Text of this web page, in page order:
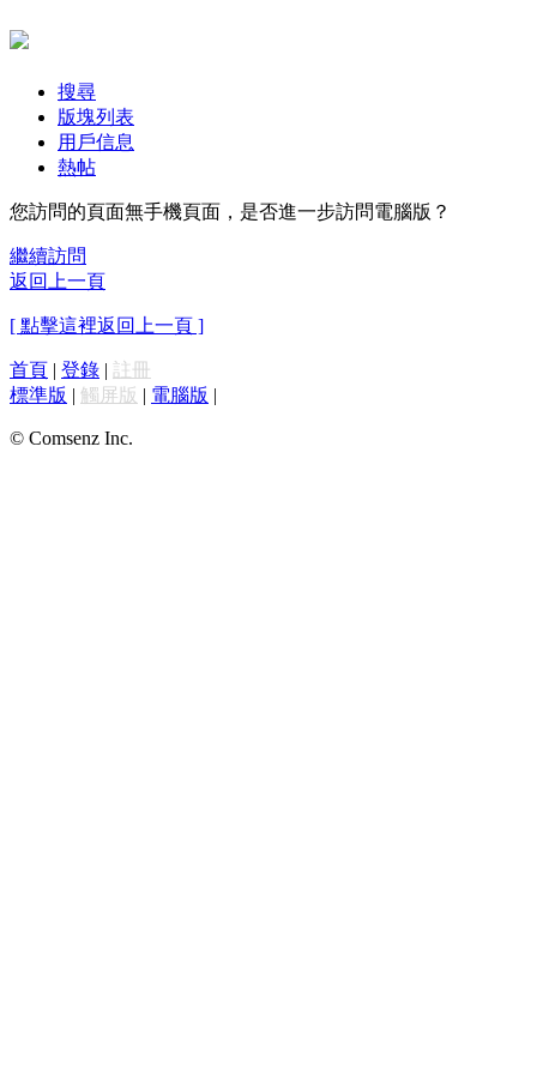
搜尋
版塊列表
用戶信息
熱帖
您訪問的頁面無手機頁面，是否進一步訪問電腦版？
繼續訪問
返回上一頁
[ 點擊這裡返回上一頁 ]
首頁 | 登錄 | 註冊
標準版 | 觸屏版 | 電腦版 |
© Comsenz Inc.